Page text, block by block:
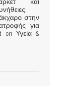
και
στην
για
on Υγεία &